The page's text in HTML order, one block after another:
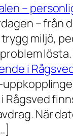
–
– från
miljö,
i
Rågsved
När